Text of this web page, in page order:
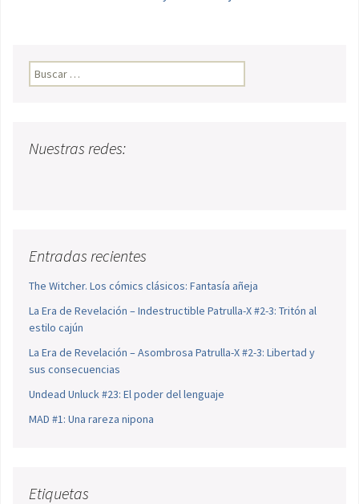
Buscar:
Nuestras redes:
Entradas recientes
The Witcher. Los cómics clásicos: Fantasía añeja
La Era de Revelación – Indestructible Patrulla-X #2-3: Tritón al
estilo cajún
La Era de Revelación – Asombrosa Patrulla-X #2-3: Libertad y
sus consecuencias
Undead Unluck #23: El poder del lenguaje
MAD #1: Una rareza nipona
Etiquetas